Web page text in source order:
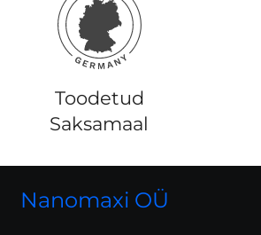
Toodetud
Saksamaal
Nanomaxi OÜ